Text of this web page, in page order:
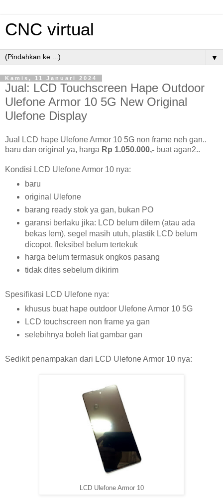
CNC virtual
▼
Kamis, 11 Januari 2024
Jual: LCD Touchscreen Hape Outdoor
Ulefone Armor 10 5G New Original
Ulefone Display
Jual LCD hape Ulefone Armor 10 5G non frame neh gan..
baru dan original ya, harga Rp 1.050.000,- buat agan2..
Kondisi LCD Ulefone Armor 10 nya:
baru
original Ulefone
barang ready stok ya gan, bukan PO
garansi berlaku jika: LCD belum dilem (atau ada
bekas lem), segel masih utuh, plastik LCD belum
dicopot, fleksibel belum tertekuk
harga belum termasuk ongkos pasang
tidak dites sebelum dikirim
Spesifikasi LCD Ulefone nya:
khusus buat hape outdoor Ulefone Armor 10 5G
LCD touchscreen non frame ya gan
selebihnya boleh liat gambar gan
Sedikit penampakan dari LCD Ulefone Armor 10 nya:
LCD Ulefone Armor 10